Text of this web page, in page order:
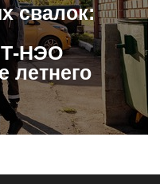
свалок:
НЭО
летнего